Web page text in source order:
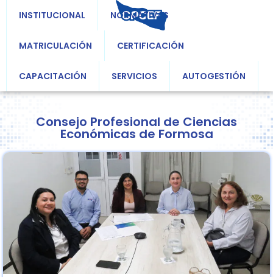
INSTITUCIONAL NORMATIVAS
MATRICULACIÓN CERTIFICACIÓN
CAPACITACIÓN SERVICIOS AUTOGESTIÓN
Consejo Profesional de Ciencias
Económicas de Formosa